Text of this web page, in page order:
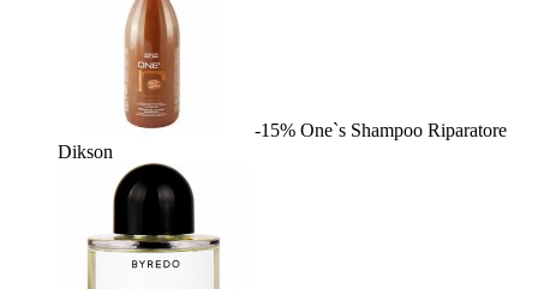
-15% One`s Shampoo Riparatore
Dikson